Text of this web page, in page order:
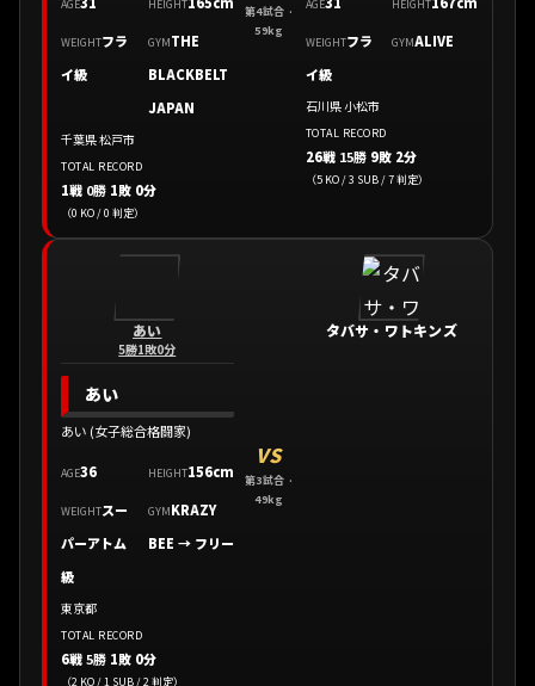
AGE HEIGHT
WEIGHTフラ
イ級
GYMTHE
BLACKBELT
JAPAN
千葉県 松戸市
TOTAL RECORD
1戦 0勝 1敗 0分
（0 KO / 0 判定）
第4試合 ·
59kg
AGE HEIGHT
WEIGHTフラ
イ級
GYMALIVE
石川県 小松市
TOTAL RECORD
26戦 15勝9敗 2分
（5 KO / 3 SUB / 7 判定）
あい
5勝1敗0分
あい
あい (女子総合格闘家)
AGE36 HEIGHT156cm
WEIGHTスー
パーアトム
級
GYMKRAZY
BEE → フリー
東京都
TOTAL RECORD
6戦5勝 1敗 0分
（2 KO / 1 SUB / 2 判定）
VS
第3試合 ·
49kg
タバサ・ワトキンズ